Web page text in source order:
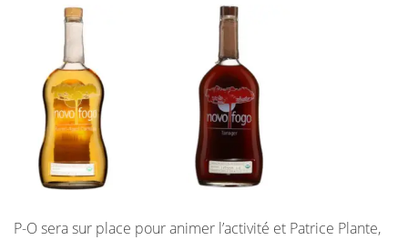
P-O sera sur place pour animer l’activité et Patrice Plante,